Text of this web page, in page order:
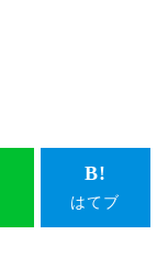
はてブ